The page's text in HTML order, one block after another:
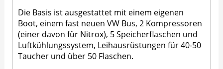
Die Basis ist ausgestattet mit einem eigenen
Boot, einem fast neuen VW Bus, 2 Kompressoren
(einer davon für Nitrox), 5 Speicherflaschen und
Luftkühlungssystem, Leihausrüstungen für 40-50
Taucher und über 50 Flaschen.